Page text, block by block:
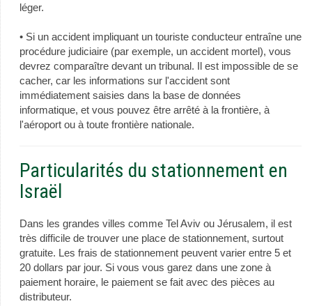
léger.
• Si un accident impliquant un touriste conducteur entraîne une
procédure judiciaire (par exemple, un accident mortel), vous
devrez comparaître devant un tribunal. Il est impossible de se
cacher, car les informations sur l'accident sont
immédiatement saisies dans la base de données
informatique, et vous pouvez être arrêté à la frontière, à
l'aéroport ou à toute frontière nationale.
Particularités du stationnement en
Israël
Dans les grandes villes comme Tel Aviv ou Jérusalem, il est
très difficile de trouver une place de stationnement, surtout
gratuite. Les frais de stationnement peuvent varier entre 5 et
20 dollars par jour. Si vous vous garez dans une zone à
paiement horaire, le paiement se fait avec des pièces au
distributeur.